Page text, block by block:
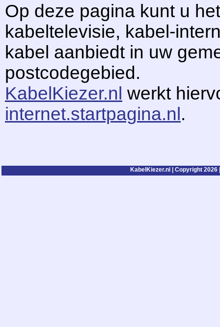
Op deze pagina kunt u
kabeltelevisie, kabel-
kabel aanbiedt in uw
postcodegebied.
KabelKiezer.nl werkt
internet.startpagina.nl.
KabelKiezer.nl | Copyright 2026